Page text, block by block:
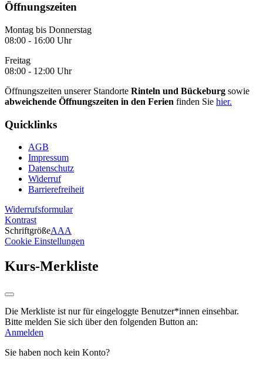
Öffnungszeiten
Montag bis Donnerstag
08:00 - 16:00 Uhr
Freitag
08:00 - 12:00 Uhr
Öffnungszeiten unserer Standorte Rinteln und Bückeburg sowie
abweichende Öffnungszeiten in den Ferien finden Sie hier.
Quicklinks
AGB
Impressum
Datenschutz
Widerruf
Barrierefreiheit
Widerrufsformular
Kontrast
SchriftgrößeAAA
Cookie Einstellungen
Kurs-Merkliste
Die Merkliste ist nur für eingeloggte Benutzer*innen einsehbar.
Bitte melden Sie sich über den folgenden Button an:
Anmelden
Sie haben noch kein Konto?